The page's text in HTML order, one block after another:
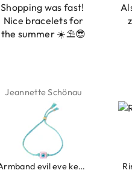
Alsook de kleur, net
zoals op de foto.
Isabel Soenens
Ring clover turquoise